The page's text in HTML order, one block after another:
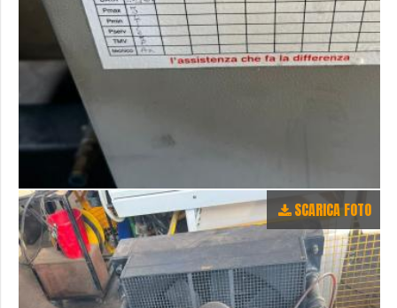
SCARICA FOTO